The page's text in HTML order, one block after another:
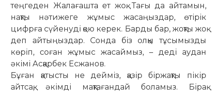
теңгеден Жалағашта ет жоқ. Тағы да айтамын,
нақты нәтижеге жұмыс жасаңыздар, өтірік
цифрға сүйенуді қою керек. Барды бар, жоқты жоқ
деп айтыңыздар. Сонда біз олқы тұсымызды
көріп, соған жұмыс жасаймыз, – деді аудан
әкімі Асқарбек Есжанов.
Бұған қатысты не дейміз, қазір біржақ­ты пікір
айтсақ, әкімді мақтағандай боламыз. Бірақ